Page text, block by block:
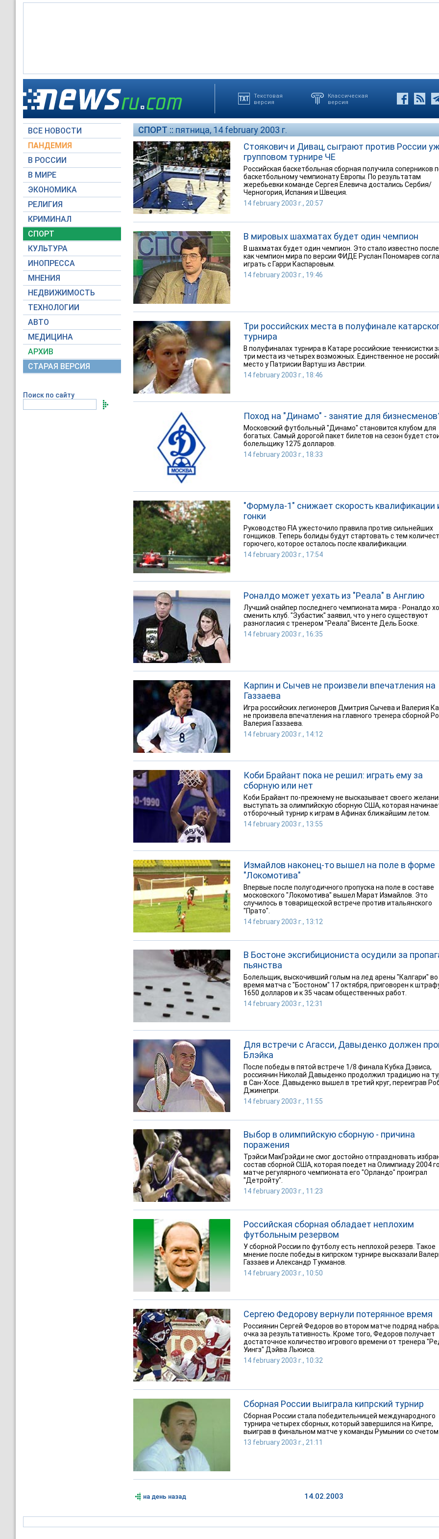
Текстовая
версия
Классическая
версия
ВСЕ НОВОСТИ
ПАНДЕМИЯ
В РОССИИ
В МИРЕ
ЭКОНОМИКА
РЕЛИГИЯ
КРИМИНАЛ
СПОРТ
КУЛЬТУРА
ИНОПРЕССА
МНЕНИЯ
НЕДВИЖИМОСТЬ
ТЕХНОЛОГИИ
АВТО
МЕДИЦИНА
АРХИВ
СТАРАЯ ВЕРСИЯ
Поиск по сайту
СПОРТ :: пятница, 14 february 2003 г.
Стоякович и Дивац, сыграют против России
групповом турнире ЧЕ
Российская баскетбольная сборная получила соперников
баскетбольному чемпионату Европы. По результатам
жеребьевки команде Сергея Елевича достались Сербия/
Черногория, Испания и Швеция.
14 february 2003 г., 20:57
В мировых шахматах будет один чемпион
В шахматах будет один чемпион. Это стало известно после
как чемпион мира по версии ФИДЕ Руслан Пономарев
играть с Гарри Каспаровым.
14 february 2003 г., 19:46
Три российских места в полуфинале
турнира
В полуфиналах турнира в Катаре российские теннисистки
три места из четырех возможных. Единственное не
место у Патрисии Вартуш из Австрии.
14 february 2003 г., 18:46
Поход на "Динамо" - занятие для
Московский футбольный "Динамо" становится клубом для
богатых. Самый дорогой пакет билетов на сезон будет
болельщику 1275 долларов.
14 february 2003 г., 18:33
"Формула-1" снижает скорость квалификации
гонки
Руководство FIA ужесточило правила против сильнейших
гонщиков. Теперь болиды будут стартовать с тем
горючего, которое осталось после квалификации.
14 february 2003 г., 17:54
Роналдо может уехать из "Реала" в Англию
Лучший снайпер последнего чемпионата мира - Роналдо
сменить клуб. "Зубастик" заявил, что у него существуют
разногласия с тренером "Реала" Висенте Дель Боске.
14 february 2003 г., 16:35
Карпин и Сычев не произвели впечатления на
Газзаева
Игра российских легионеров Дмитрия Сычева и Валерия
не произвела впечатления на главного тренера сборной
Валерия Газзаева.
14 february 2003 г., 14:12
Коби Брайант пока не решил: играть ему за
сборную или нет
Коби Брайант по-прежнему не высказывает своего
выступать за олимпийскую сборную США, которая
отборочный турнир к играм в Афинах ближайшим летом.
14 february 2003 г., 13:55
Измайлов наконец-то вышел на поле в форме
"Локомотива"
Впервые после полугодичного пропуска на поле в составе
московского "Локомотива" вышел Марат Измайлов. Это
случилось в товарищеской встрече против итальянского
"Прато".
14 february 2003 г., 13:12
В Бостоне эксгибициониста осудили за
пьянства
Болельщик, выскочивший голым на лед арены "Калгари" во
время матча с "Бостоном" 17 октября, приговорен к
1650 долларов и к 35 часам общественных работ.
14 february 2003 г., 12:31
Для встречи с Агасси, Давыденко должен
Блэйка
После победы в пятой встрече 1/8 финала Кубка Дэвиса,
россиянин Николай Давыденко продолжил традицию на
в Сан-Хосе. Давыденко вышел в третий круг, переиграв
Джинепри.
14 february 2003 г., 11:55
Выбор в олимпийскую сборную - причина
поражения
Трэйси МакГрэйди не смог достойно отпраздновать
состав сборной США, которая поедет на Олимпиаду 2004
матче регулярного чемпионата его "Орландо" проиграл
"Детройту".
14 february 2003 г., 11:23
Российская сборная обладает неплохим
футбольным резервом
У сборной России по футболу есть неплохой резерв. Такое
мнение после победы в кипрском турнире высказали
Газзаев и Александр Тукманов.
14 february 2003 г., 10:50
Сергею Федорову вернули потерянное время
Россиянин Сергей Федоров во втором матче подряд
очка за результативность. Кроме того, Федоров получает
достаточное количество игрового времени от тренера
Уингз" Дэйва Льюиса.
14 february 2003 г., 10:32
Сборная России выиграла кипрский турнир
Сборная России стала победительницей международного
турнира четырех сборных, который завершился на Кипре,
выиграв в финальном матче у команды Румынии со счетом
13 february 2003 г., 21:11
на день назад 14.02.2003